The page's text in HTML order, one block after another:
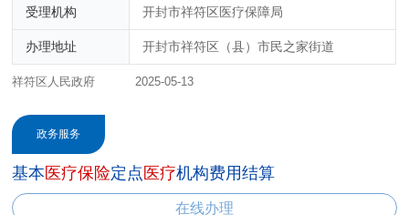
受理机构 开封市祥符区医疗保障局
办理地址 开封市祥符区（县）市民之家街道
祥符区人民政府 2025-05-13
政务服务
基本医疗保险定点医疗机构费用结算
在线办理